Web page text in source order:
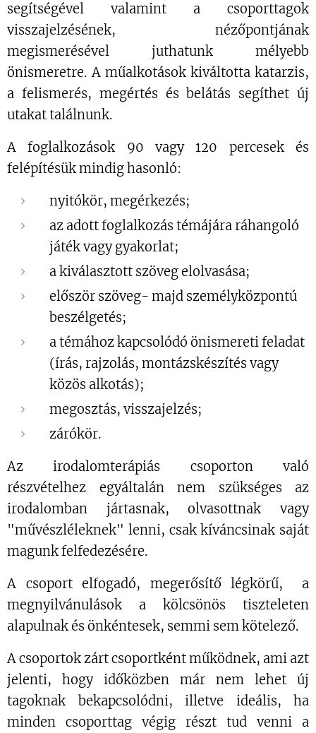
segítségével valamint a csoporttagok
visszajelzésének, nézőpontjának
megismerésével juthatunk mélyebb
önismeretre. A műalkotások kiváltotta katarzis,
a felismerés, megértés és belátás segíthet új
utakat találnunk.
A foglalkozások 90 vagy 120 percesek és
felépítésük mindig hasonló:
nyitókör, megérkezés;
az adott foglalkozás témájára ráhangoló
játék vagy gyakorlat;
a kiválasztott szöveg elolvasása;
először szöveg- majd személyközpontú
beszélgetés;
a témához kapcsolódó önismereti feladat
(írás, rajzolás, montázskészítés vagy
közös alkotás);
megosztás, visszajelzés;
zárókör.
Az irodalomterápiás csoporton való
részvételhez egyáltalán nem szükséges az
irodalomban jártasnak, olvasottnak vagy
"művészléleknek" lenni, csak kíváncsinak saját
magunk felfedezésére.
A csoport elfogadó, megerősítő légkörű, a
megnyilvánulások a kölcsönös tiszteleten
alapulnak és önkéntesek, semmi sem kötelező.
A csoportok zárt csoportként működnek, ami azt
jelenti, hogyidőközben már nem lehet új
tagoknak bekapcsolódni, illetve ideális, ha
minden csoporttag végig részt tud venni a